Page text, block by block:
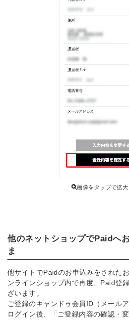
画像をタップで拡大
他のネットショップでPaidへ
ま
他サイトでPaidのお申込みをされた
ンラインショップ内で再度、Paid登
ざいます。
ご登録のキャンドゥ会員ID（メール
ログイン後、「ご登録内容の確認・